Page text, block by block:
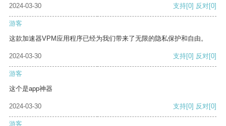
2024-03-30
支持[0] 反对[0]
游客
这款加速器VPM应用程序已经为我们带来了无限的隐私保护和自由。
2024-03-30 支持[0] 反对[0]
游客
这个是app神器
2024-03-30 支持[0] 反对[0]
游客